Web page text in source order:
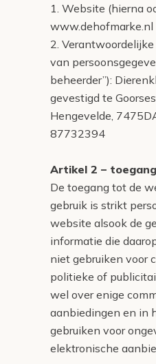
1. Website (hierna
www.dehofmarke.nl
2.
van
beheerder’’):
gevestigd te
Hengevelde,
87732394
Artikel 2 –
De toegang tot de
gebruik is strikt
website alsook de
informatie die
niet gebruiken voor
politieke of
wel over enige
aanbiedingen en in
gebruiken voor
elektronische